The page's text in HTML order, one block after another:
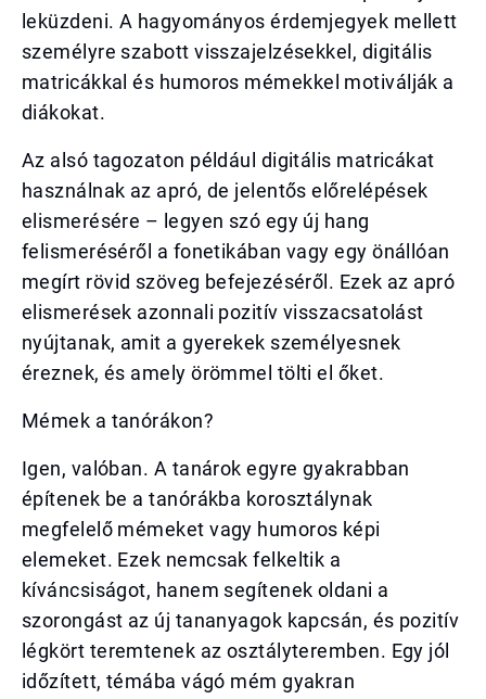
leküzdeni. A hagyományos érdemjegyek mellett
személyre szabott visszajelzésekkel, digitális
matricákkal és humoros mémekkel motiválják a
diákokat.
Az alsó tagozaton például digitális matricákat
használnak az apró, de jelentős előrelépések
elismerésére – legyen szó egy új hang
felismeréséről a fonetikában vagy egy önállóan
megírt rövid szöveg befejezéséről. Ezek az apró
elismerések azonnali pozitív visszacsatolást
nyújtanak, amit a gyerekek személyesnek
éreznek, és amely örömmel tölti el őket.
Mémek a tanórákon?
Igen, valóban. A tanárok egyre gyakrabban
építenek be a tanórákba korosztálynak
megfelelő mémeket vagy humoros képi
elemeket. Ezek nemcsak felkeltik a
kíváncsiságot, hanem segítenek oldani a
szorongást az új tananyagok kapcsán, és pozitív
légkört teremtenek az osztályteremben. Egy jól
időzített, témába vágó mém gyakran